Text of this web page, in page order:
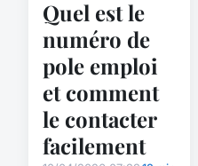
Quel est le
numéro de
pole emploi
et comment
le contacter
facilement